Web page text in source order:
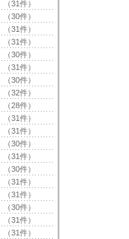
（31件）
（30件）
（31件）
（31件）
（30件）
（31件）
（30件）
（32件）
（28件）
（31件）
（31件）
（30件）
（31件）
（30件）
（31件）
（31件）
（30件）
（31件）
（31件）